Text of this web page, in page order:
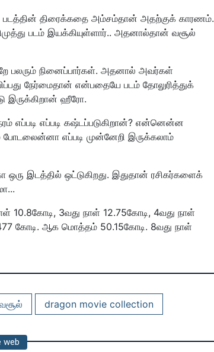
படத்தின் திரைக்கதை அம்சம்தான் அதற்குக் காரணம்.
படம் இயக்கியுள்ளார்.. அதனால்தான் வசூல்
பலரும் நினைப்பார்கள். அதனால் அவர்கள்
நேர்மைதான் என்பதையே படம் தோலுரித்துக்
இருக்கிறான் ஹீரோ.
எப்படி கஷ்டப்படுகிறான்? என்னென்ன
எப்படி முன்னேறி இருக்கலாம்
இடத்தில் ஒட்டுகிறது. இதுதான் ரசிகர்களைக்
10.8கோடி, 3வது நாள் 12.75கோடி, 4வது நாள்
கோடி. ஆக மொத்தம் 50.15கோடி. 8வது நாள்
dragon movie collection
web